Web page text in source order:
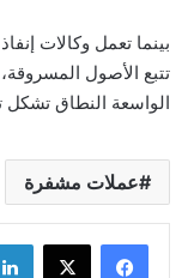
بينما تعمل وكالات
تتبع الأصول
الواسعة النطاق تشكل
عملات مشفرة